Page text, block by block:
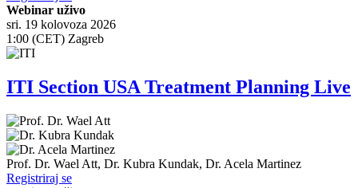
Webinar uživo
sri. 19 kolovoza 2026
1:00 (CET) Zagreb
ITI Section USA Treatment Planning Live
Prof. Dr. Wael Att, Dr. Kubra Kundak, Dr. Acela Martinez
Registriraj se